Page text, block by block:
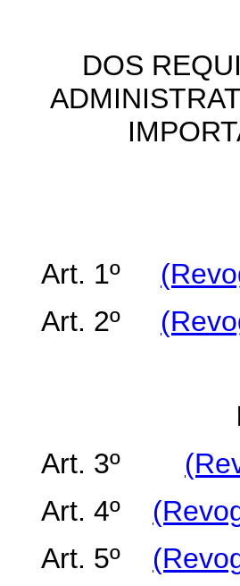
DOS
Art. 1º
Art. 2º
Art. 3º
Art. 4º
Art. 5º